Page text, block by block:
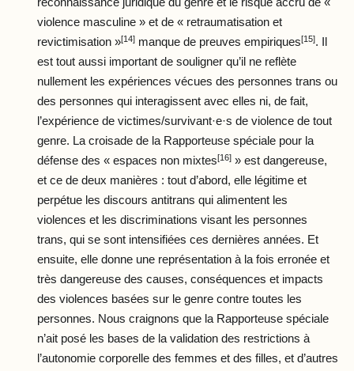
reconnaissance juridique du genre et le risque accru de «
violence masculine » et de « retraumatisation et
revictimisation »[14] manque de preuves empiriques[15]. Il
est tout aussi important de souligner qu’il ne reflète
nullement les expériences vécues des personnes trans ou
des personnes qui interagissent avec elles ni, de fait,
l’expérience de victimes/survivant·e·s de violence de tout
genre. La croisade de la Rapporteuse spéciale pour la
défense des « espaces non mixtes[16] » est dangereuse,
et ce de deux manières : tout d’abord, elle légitime et
perpétue les discours antitrans qui alimentent les
violences et les discriminations visant les personnes
trans, qui se sont intensifiées ces dernières années. Et
ensuite, elle donne une représentation à la fois erronée et
très dangereuse des causes, conséquences et impacts
des violences basées sur le genre contre toutes les
personnes. Nous craignons que la Rapporteuse spéciale
n’ait posé les bases de la validation des restrictions à
l’autonomie corporelle des femmes et des filles, et d’autres